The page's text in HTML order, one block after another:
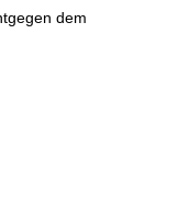
dem